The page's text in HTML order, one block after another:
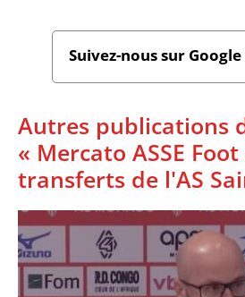
Suivez-nous sur
Autres publications
« Mercato ASSE
transferts de l'AS